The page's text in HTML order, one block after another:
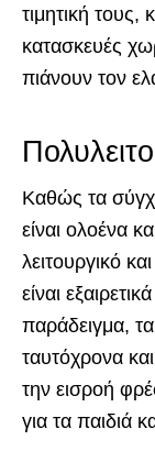
τιμητική τους,
κατασκευές
πιάνουν τον
Καθώς τα
είναι ολοένα
λειτουργικό
είναι
παράδειγμα,
ταυτόχρονα
την εισροή
για τα παιδιά